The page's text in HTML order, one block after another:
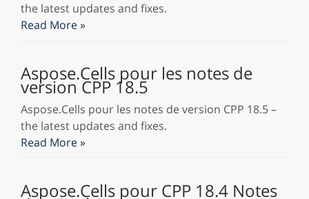
the latest updates and fixes.
Read More »
Aspose.Cells pour les notes de
version CPP 18.5
Aspose.Cells pour les notes de version CPP 18.5 –
the latest updates and fixes.
Read More »
Aspose.Cells pour CPP 18.4 Notes